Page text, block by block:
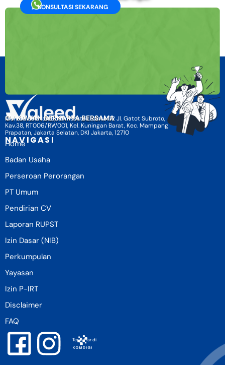
KONSULTASI SEKARANG
CV KAWAN BERKARYA BERSAMA
Menara Selatan BpJamsostek Lantai 12 Jl. Gatot Subroto,
Kav.38, RT006/RW001, Kel. Kuningan Barat, Kec. Mampang
Prapatan, Jakarta Selatan, DKI Jakarta, 12710
NAVIGASI
Home
Badan Usaha
Perseroan Perorangan
PT Umum
Pendirian CV
Laporan RUPST
Izin Dasar (NIB)
Perkumpulan
Yayasan
Izin P-IRT
Disclaimer
FAQ
Terdaftar di